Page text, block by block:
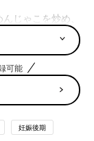
じゃこを炒め、
読みくださ
可能
妊娠後期